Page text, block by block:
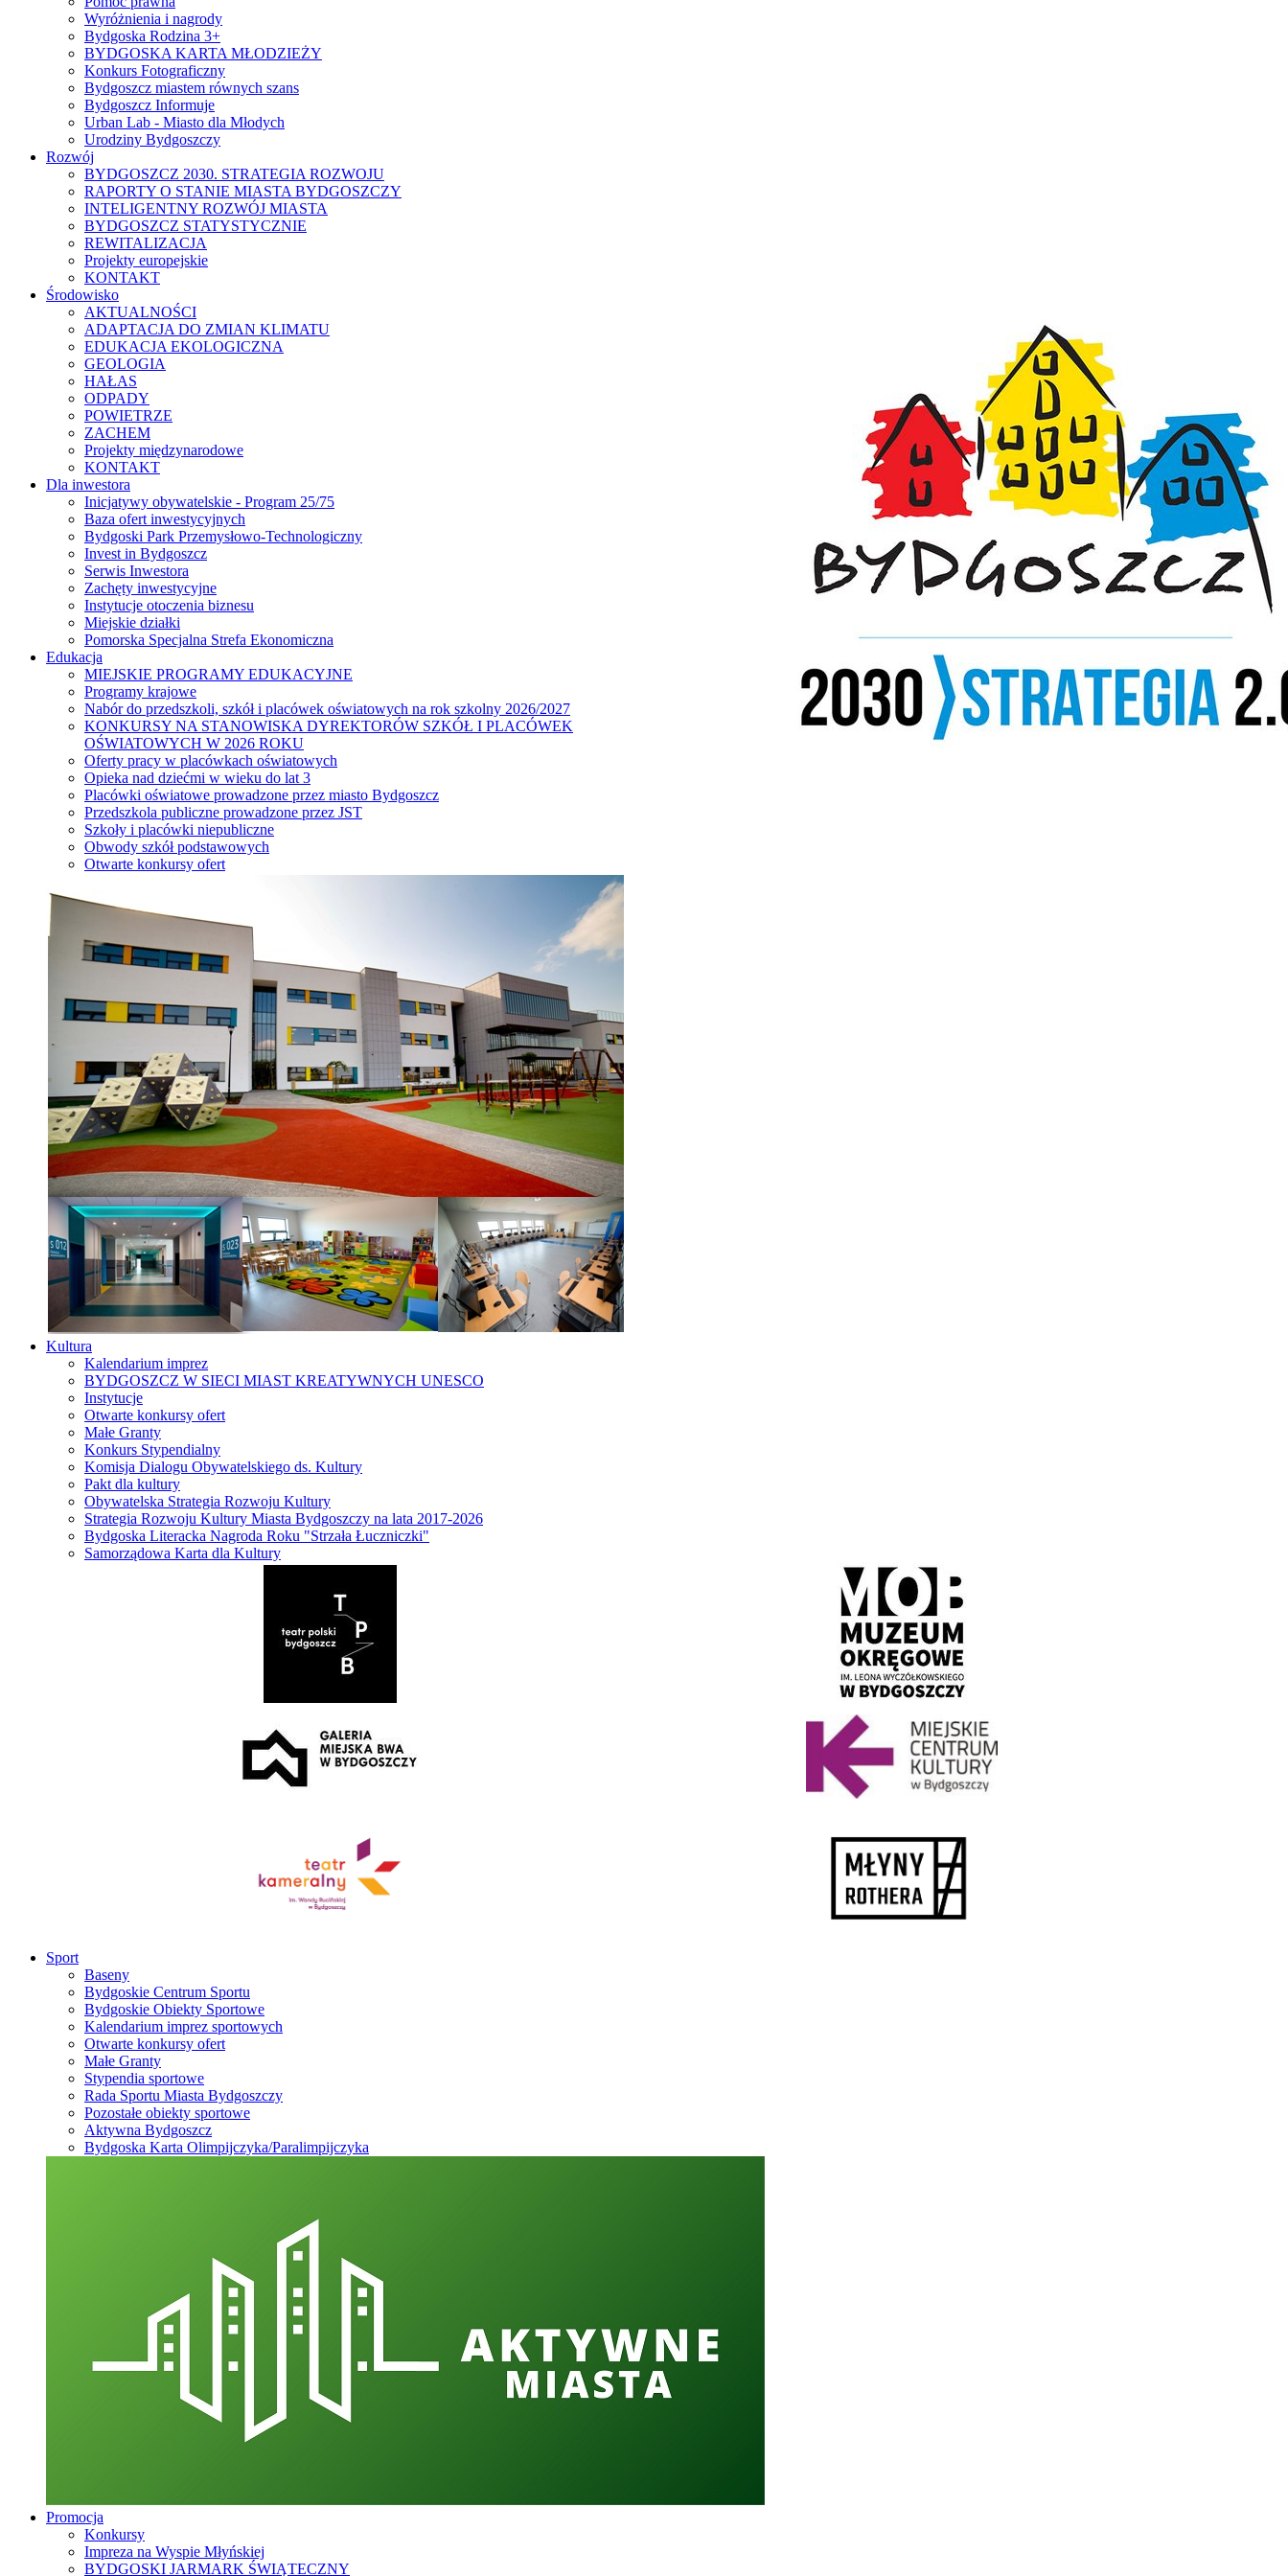
Wyróżnienia i nagrody
Bydgoska Rodzina 3+
BYDGOSKA KARTA MŁODZIEŻY
Konkurs Fotograficzny
Bydgoszcz miastem równych szans
Bydgoszcz Informuje
Urban Lab - Miasto dla Młodych
Urodziny Bydgoszczy
Rozwój
BYDGOSZCZ 2030. STRATEGIA ROZWOJU
RAPORTY O STANIE MIASTA BYDGOSZCZY
INTELIGENTNY ROZWÓJ MIASTA
BYDGOSZCZ STATYSTYCZNIE
REWITALIZACJA
Projekty europejskie
KONTAKT
Środowisko
AKTUALNOŚCI
ADAPTACJA DO ZMIAN KLIMATU
EDUKACJA EKOLOGICZNA
GEOLOGIA
HAŁAS
ODPADY
POWIETRZE
ZACHEM
Projekty międzynarodowe
KONTAKT
Dla inwestora
Inicjatywy obywatelskie - Program 25/75
Baza ofert inwestycyjnych
Bydgoski Park Przemysłowo-Technologiczny
Invest in Bydgoszcz
Serwis Inwestora
Zachęty inwestycyjne
Instytucje otoczenia biznesu
Miejskie działki
Pomorska Specjalna Strefa Ekonomiczna
Edukacja
MIEJSKIE PROGRAMY EDUKACYJNE
Programy krajowe
Nabór do przedszkoli, szkół i placówek oświatowych na rok szkolny 2026/2027
KONKURSY NA STANOWISKA DYREKTORÓW SZKÓŁ I PLACÓWEK
OŚWIATOWYCH W 2026 ROKU
Oferty pracy w placówkach oświatowych
Opieka nad dziećmi w wieku do lat 3
Placówki oświatowe prowadzone przez miasto Bydgoszcz
Przedszkola publiczne prowadzone przez JST
Szkoły i placówki niepubliczne
Obwody szkół podstawowych
Otwarte konkursy ofert
Kultura
Kalendarium imprez
BYDGOSZCZ W SIECI MIAST KREATYWNYCH UNESCO
Instytucje
Otwarte konkursy ofert
Małe Granty
Konkurs Stypendialny
Komisja Dialogu Obywatelskiego ds. Kultury
Pakt dla kultury
Obywatelska Strategia Rozwoju Kultury
Strategia Rozwoju Kultury Miasta Bydgoszczy na lata 2017-2026
Bydgoska Literacka Nagroda Roku "Strzała Łuczniczki"
Samorządowa Karta dla Kultury
Sport
Baseny
Bydgoskie Centrum Sportu
Bydgoskie Obiekty Sportowe
Kalendarium imprez sportowych
Otwarte konkursy ofert
Małe Granty
Stypendia sportowe
Rada Sportu Miasta Bydgoszczy
Pozostałe obiekty sportowe
Aktywna Bydgoszcz
Bydgoska Karta Olimpijczyka/Paralimpijczyka
Promocja
Konkursy
Impreza na Wyspie Młyńskiej
BYDGOSKI JARMARK ŚWIĄTECZNY